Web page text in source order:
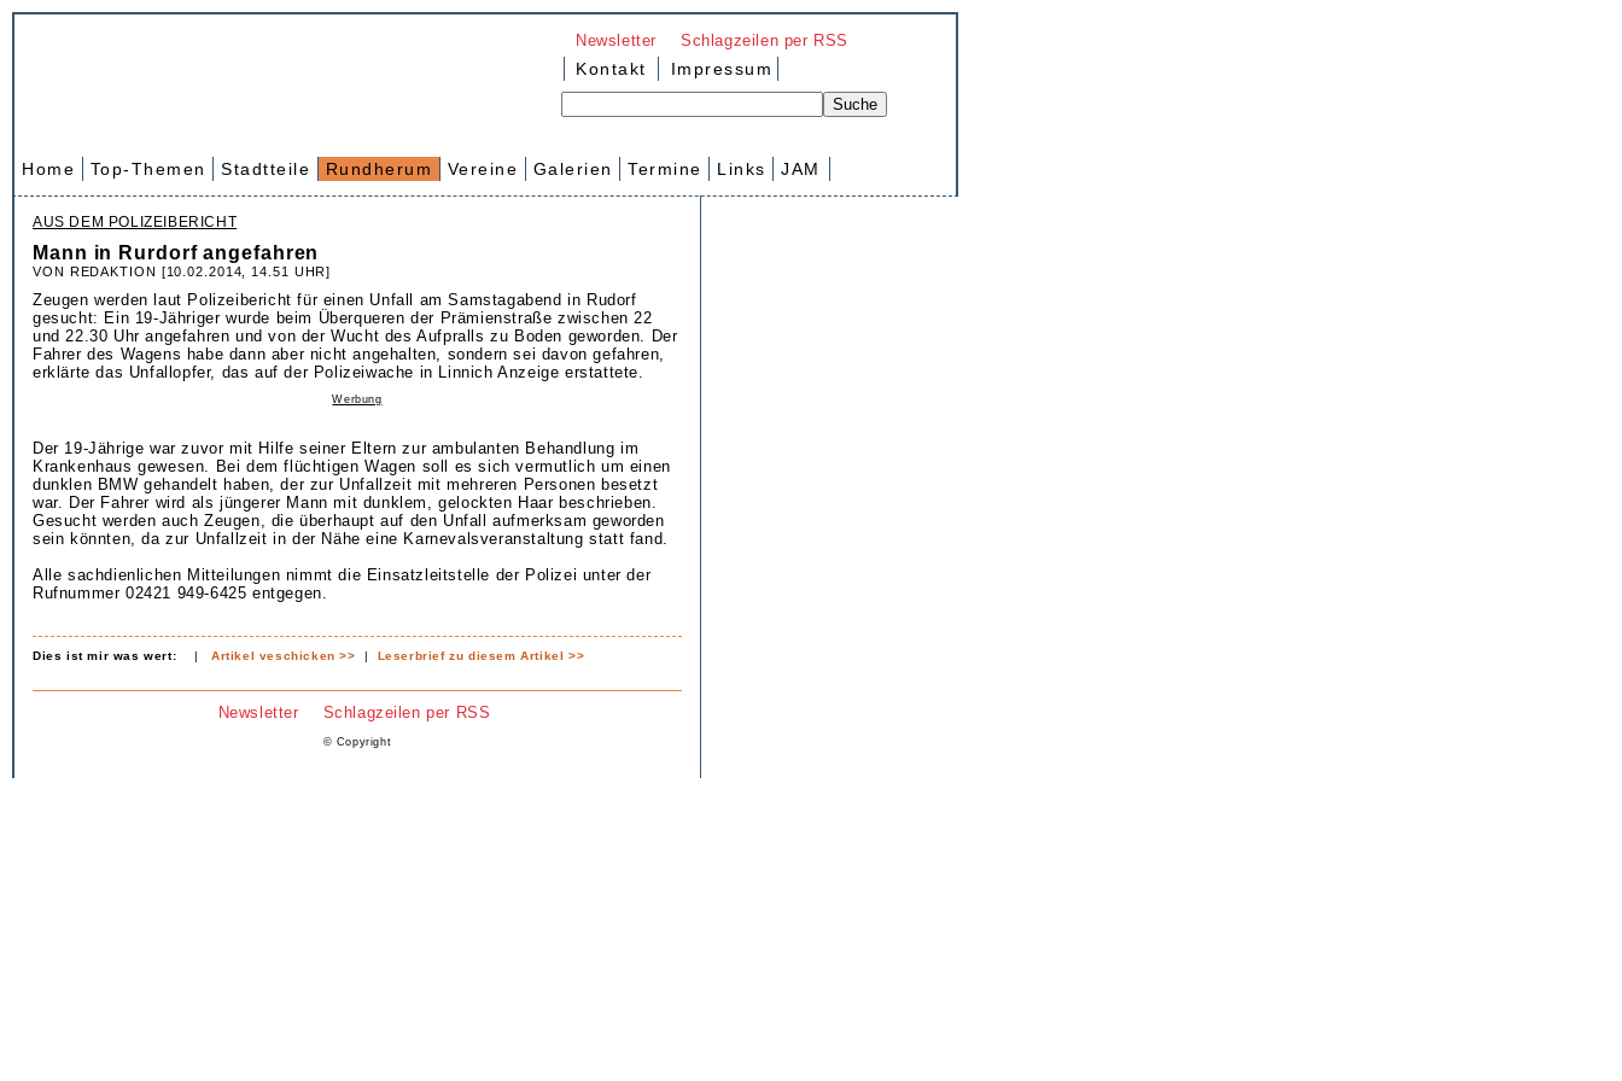
Newsletter Schlagzeilen per RSS
Kontakt Impressum
Home Top-Themen Stadtteile Rundherum Vereine Galerien Termine Links JAM
AUS DEM POLIZEIBERICHT
Mann in Rurdorf angefahren
VON REDAKTION [10.02.2014, 14.51 UHR]
Zeugen werden laut Polizeibericht für einen Unfall am Samstagabend in Rudorf
gesucht: Ein 19-Jähriger wurde beim Überqueren der Prämienstraße zwischen 22
und 22.30 Uhr angefahren und von der Wucht des Aufpralls zu Boden geworden. Der
Fahrer des Wagens habe dann aber nicht angehalten, sondern sei davon gefahren,
erklärte das Unfallopfer, das auf der Polizeiwache in Linnich Anzeige erstattete.
Werbung
Der 19-Jährige war zuvor mit Hilfe seiner Eltern zur ambulanten Behandlung im
Krankenhaus gewesen. Bei dem flüchtigen Wagen soll es sich vermutlich um einen
dunklen BMW gehandelt haben, der zur Unfallzeit mit mehreren Personen besetzt
war. Der Fahrer wird als jüngerer Mann mit dunklem, gelockten Haar beschrieben.
Gesucht werden auch Zeugen, die überhaupt auf den Unfall aufmerksam geworden
sein könnten, da zur Unfallzeit in der Nähe eine Karnevalsveranstaltung statt fand.
Alle sachdienlichen Mitteilungen nimmt die Einsatzleitstelle der Polizei unter der
Rufnummer 02421 949-6425 entgegen.
Dies ist mir was wert: |Artikel veschicken >> | Leserbrief zu diesem Artikel >>
Newsletter Schlagzeilen per RSS
© Copyright